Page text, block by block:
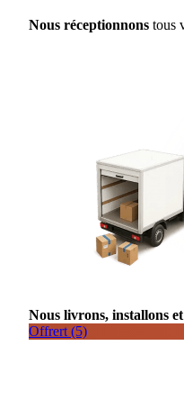
Nous réceptionnons tous
Nous livrons, installons
Offrert (5)